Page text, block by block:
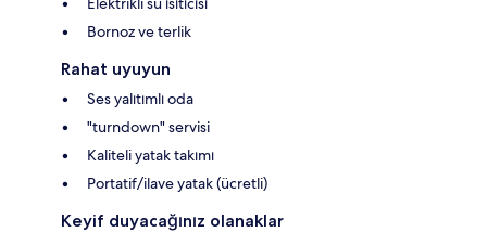
Bornoz ve terlik
Rahat uyuyun
Ses yalıtımlı oda
"turndown" servisi
Kaliteli yatak takımı
Portatif/ilave yatak (ücretli)
Keyif duyacağınız olanaklar